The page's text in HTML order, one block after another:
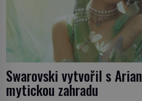
Swarovski vytvořil s
mytickou zahradu